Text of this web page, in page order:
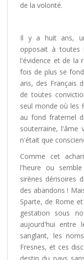
de la volonté.
Il y a huit ans,
opposait à toutes
l'évidence et de la
fois de plus se
ans, des Français
de toutes
seul monde où les
au fond fraternel
souterraine, l'âme
n'était que
Comme cet
l'heure ou
sirènes dérisoires
des abandons !
Sparte, de Rome
gestation sous
aujourd'hui
sanglant, les
Fresnes, et ces